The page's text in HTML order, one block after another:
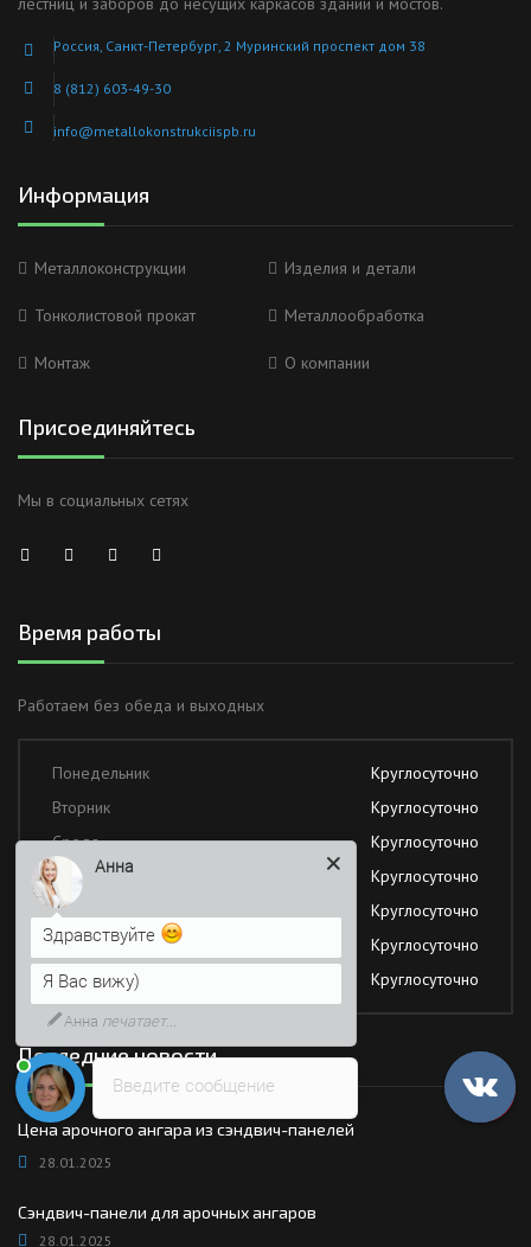
Россия, Санкт-Петербург, 2 Муринский проспект дом 38
8 (812) 603-49-30
info@metallokonstrukciispb.ru
Информация
Металлоконструкции Изделия и детали
Тонколистовой прокат Металлообработка
Монтаж О компании
Присоединяйтесь
Мы в социальных сетях
Время работы
Работаем без обеда и выходных
Понедельник
Круглосуточно
Вторник
Круглосуточно
Среда
Круглосуточно
Четверг
Круглосуточно
Пятница
Круглосуточно
Суббота
Круглосуточно
Воскресение
Круглосуточно
Последние новости
Цена арочного ангара из сэндвич-панелей
28.01.2025
Сэндвич-панели для арочных ангаров
28.01.2025
Введите сообщение
Анна
Здравствуйте
Я Вас вижу)
Напишите сюда свой вопрос.
Возможно, его решение будет
быстрее